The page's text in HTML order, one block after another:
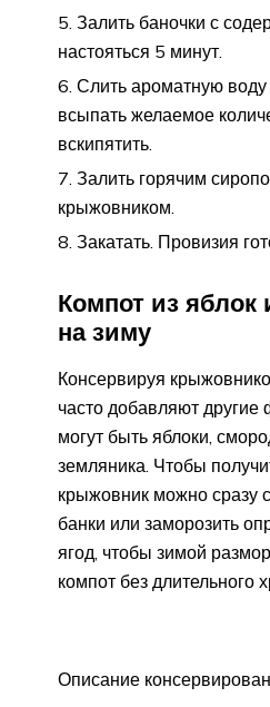
Залить баночки с
настояться 5 минут.
Слить ароматную воду
всыпать желаемое
вскипятить.
Залить горячим
крыжовником.
Закатать. Провизия
Компот из
на зиму
Консервируя
часто добавляют
могут быть яблоки,
земляника. Чтобы
крыжовник можно сразу
банки или заморозить
ягод, чтобы зимой
компот без длительного
Описание